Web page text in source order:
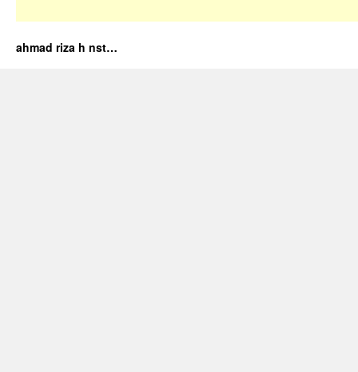
ahmad riza h nst…